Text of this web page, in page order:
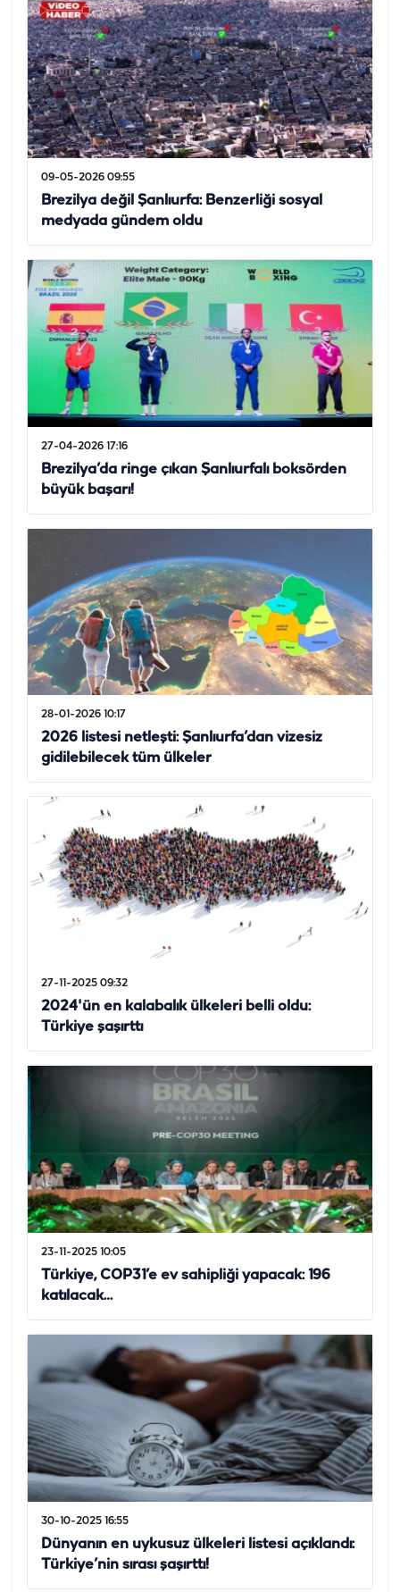
09-05-2026 09:55
Brezilya değil Şanlıurfa: Benzerliği sosyal
medyada gündem oldu
27-04-2026 17:16
Brezilya’da ringe çıkan Şanlıurfalı boksörden
büyük başarı!
28-01-2026 10:17
2026 listesi netleşti: Şanlıurfa’dan vizesiz
gidilebilecek tüm ülkeler
27-11-2025 09:32
2024'ün en kalabalık ülkeleri belli oldu:
Türkiye şaşırttı
23-11-2025 10:05
Türkiye, COP31’e ev sahipliği yapacak: 196
katılacak…
30-10-2025 16:55
Dünyanın en uykusuz ülkeleri listesi açıklandı:
Türkiye’nin sırası şaşırttı!